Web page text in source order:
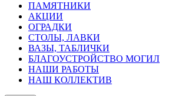
ПАМЯТНИКИ
АКЦИИ
ОГРАДКИ
СТОЛЫ, ЛАВКИ
ВАЗЫ, ТАБЛИЧКИ
БЛАГОУСТРОЙСТВО МОГИЛ
НАШИ РАБОТЫ
НАШ КОЛЛЕКТИВ